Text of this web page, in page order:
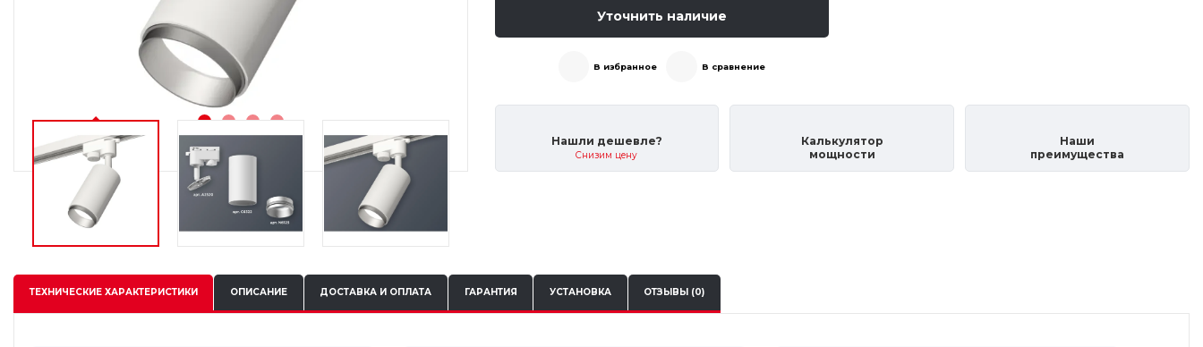
Уточнить наличие
В избранное В сравнение
Нашли дешевле?
Снизим цену
Калькулятор
мощности
Наши
преимущества
ТЕХНИЧЕСКИЕХАРАКТЕРИСТИКИ ОПИСАНИЕ ДОСТАВКА И ОПЛАТА ГАРАНТИЯ УСТАНОВКА ОТЗЫВЫ (0)